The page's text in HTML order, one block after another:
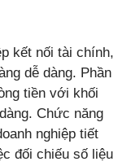
kết nối tài chính,
dễ dàng. Phần
tiền với khối
Chức năng
nghiệp tiết
đối chiếu số liệu